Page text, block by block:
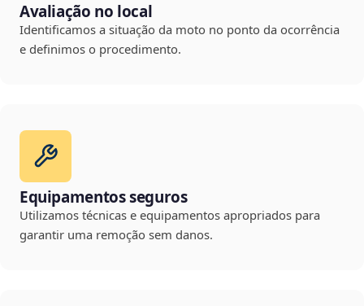
Avaliação no local
Identificamos a situação da moto no ponto da ocorrência
e definimos o procedimento.
Equipamentos seguros
Utilizamos técnicas e equipamentos apropriados para
garantir uma remoção sem danos.